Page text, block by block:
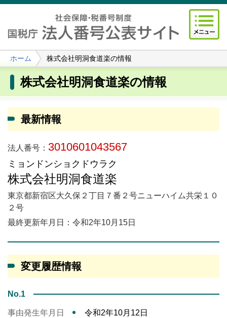
ホーム 株式会社明洞食道楽の情報
株式会社明洞食道楽の情報
最新情報
法人番号： 3010601043567
ミョンドンショクドウラク
株式会社明洞食道楽
東京都新宿区大久保２丁目７番２号ニューハイム共栄１０
２号
最終更新年月日：令和2年10月15日
変更履歴情報
No.1
事由発生年月日
令和2年10月12日